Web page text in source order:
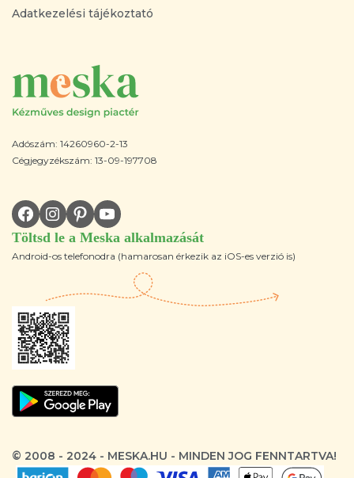
Adatkezelési tájékoztató
Adószám: 14260960-2-13
Cégjegyzékszám: 13-09-197708
Töltsd le a Meska alkalmazását
Android-os telefonodra (hamarosan érkezik az iOS-es verzió is)
© 2008 - 2024 - MESKA.HU - MINDEN JOG FENNTARTVA!